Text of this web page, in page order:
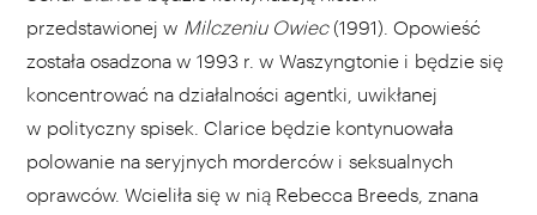
przedstawionej w Milczeniu Owiec(1991). Opowieść
została osadzona w 1993 r. w Waszyngtonie i będzie się
koncentrować na działalności agentki, uwikłanej
w polityczny spisek. Clarice będzie kontynuowała
polowanie na seryjnych morderców i seksualnych
oprawców. Wcieliła się w nią Rebecca Breeds, znana